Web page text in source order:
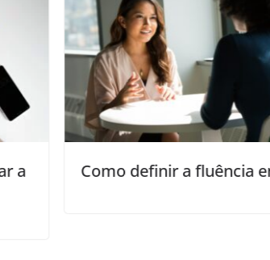
a fluência em inglês?
A